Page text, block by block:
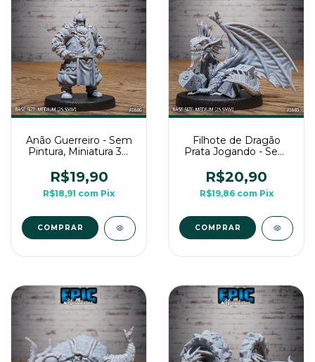
Anão Guerreiro - Sem
Pintura, Miniatura 3D
Mesa
R$19,90
R$18,91 com Pix
COMPRAR
Filhote de Dragão
Prata Jogando - Sem
Média Para RPG de
Mesa
R$20,90
R$19,86 com Pix
COMPRAR